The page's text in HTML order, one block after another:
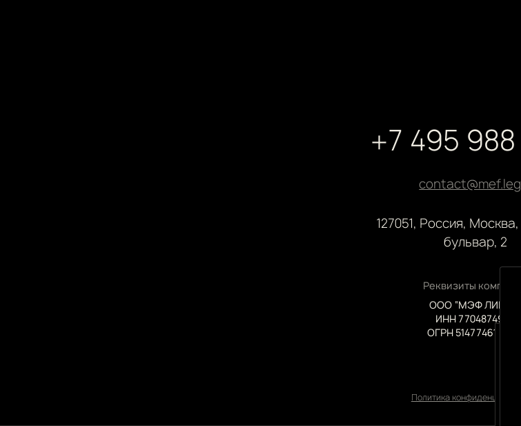
+7 495 988
127051, Россия,
бульвар, 2
Реквизиты компании
ООО “МЭФ ЛИГАЛ”
ИНН 7704874992
ОГРН
Политика